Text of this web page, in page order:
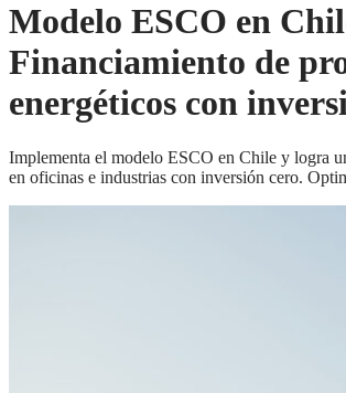
Modelo ESCO en
Financiamiento de
energéticos con
Implementa el modelo ESCO en Chile y logra
en oficinas e industrias con inversión cero.